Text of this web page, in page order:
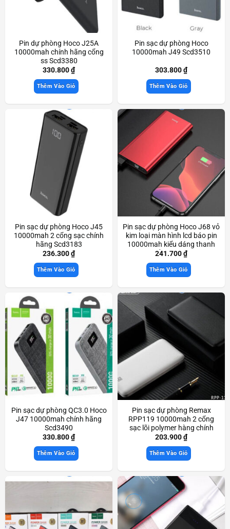
Pin dự phòng Hoco J25A
10000mah chính hãng cổng
ss Scd3380
330.800₫
Thêm Vào Giỏ
Pin sạc dự phòng Hoco
10000mah J49 Scd3510
303.800₫
Thêm Vào Giỏ
Pin sạc dự phòng Hoco J45
10000mah 2 cổng sạc chính
hãng Scd3183
236.300₫
Thêm Vào Giỏ
Pin sạc dự phòng Hoco J68 vỏ
kim loại màn hình lcd báo pin
10000mah kiểu dáng thanh
lịch nhỏ gọn Scd3759
241.700₫
Thêm Vào Giỏ
Pin sạc dự phòng QC3.0 Hoco
J47 10000mah chính hãng
Scd3490
330.800₫
Thêm Vào Giỏ
Pin sạc dự phòng Remax
RPP119 10000mah 2 cổng
sạc lõi polymer hàng chính
hãng Scd3627
203.900₫
Thêm Vào Giỏ